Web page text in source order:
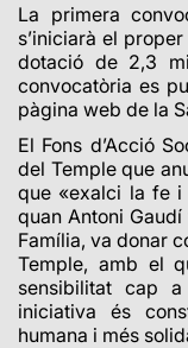
La primera
s’iniciarà el
dotació de 2,3
convocatòria es
pàgina web de la
El Fons d’Acció
del Temple que
que «exalci la fe i
quan Antoni
Família, va donar
Temple, amb el
sensibilitat cap a
iniciativa és
humana i més